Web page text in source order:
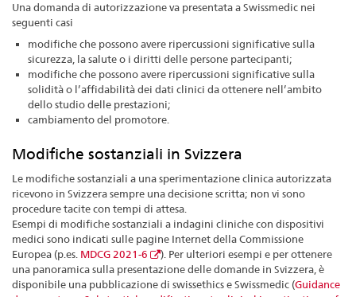
Una domanda di autorizzazione va presentata a Swissmedic nei
seguenti casi
modifiche che possono avere ripercussioni significative sulla
sicurezza, la salute o i diritti delle persone partecipanti;
modifiche che possono avere ripercussioni significative sulla
solidità o l’affidabilità dei dati clinici da ottenere nell’ambito
dello studio delle prestazioni;
cambiamento del promotore.
Modifiche sostanziali in Svizzera
Le modifiche sostanziali a una sperimentazione clinica autorizzata
ricevono in Svizzera sempre una decisione scritta; non vi sono
procedure tacite con tempi di attesa.
Esempi di modifiche sostanziali a indagini cliniche con dispositivi
medici sono indicati sulle pagine Internet della Commissione
Europea (p.es. MDCG 2021-6
). Per ulteriori esempi e per ottenere
una panoramica sulla presentazione delle domande in Svizzera, è
disponibile una pubblicazione di swissethics e Swissmedic (Guidance